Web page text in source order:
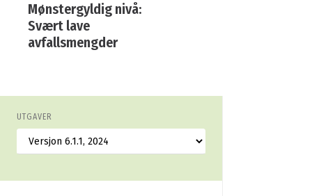
Mønstergyldig nivå:
Svært lave
avfallsmengder
UTGAVER